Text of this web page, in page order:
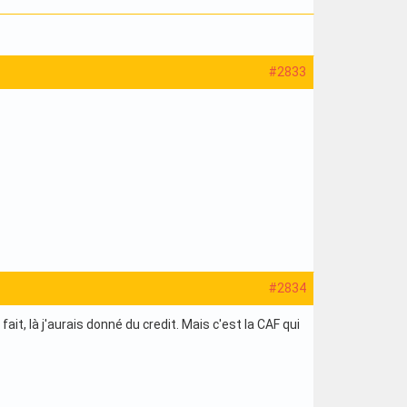
#2833
#2834
là j'aurais donné du credit. Mais c'est la CAF qui